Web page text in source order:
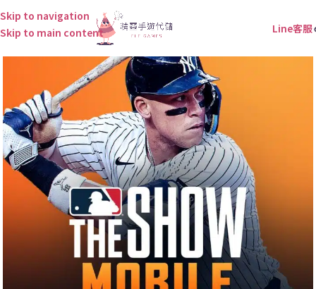
Skip to navigation
Skip to main content
Line客服